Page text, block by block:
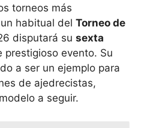
torneos más
habitual del Torneo de
disputará su sexta
prestigioso evento. Su
a ser un ejemplo para
de ajedrecistas,
a seguir.